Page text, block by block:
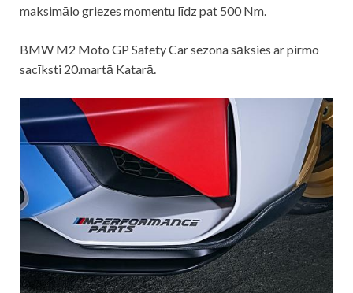
maksimālo griezes momentu līdz pat 500 Nm.
BMW M2 Moto GP Safety Car sezona sāksies ar pirmo
sacīksti 20.martā Katarā.